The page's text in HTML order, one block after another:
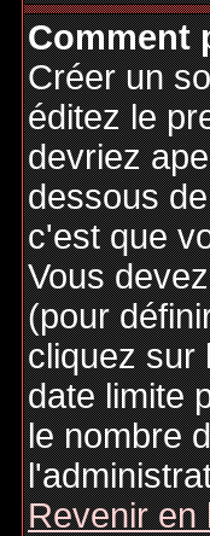
Comment
Créer un
éditez le
devriez
dessous
c'est que
Vous
(pour
cliquez sur
date limite
le nombre
Revenir en